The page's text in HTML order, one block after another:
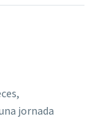
la
jornada